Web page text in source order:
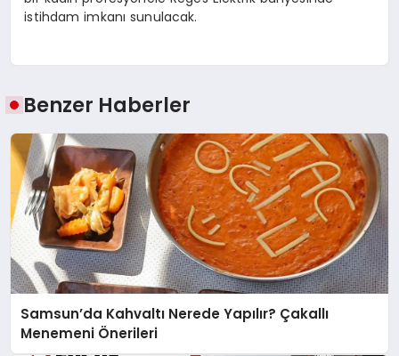
istihdam imkanı sunulacak.
Benzer Haberler
Samsun’da Kahvaltı Nerede Yapılır? Çakallı
Menemeni Önerileri